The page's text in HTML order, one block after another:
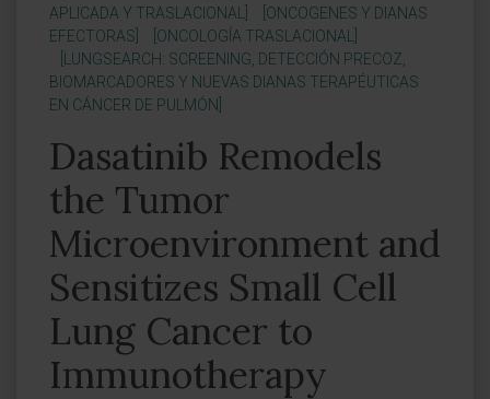
APLICADA Y TRASLACIONAL]
[ONCOGENES Y DIANAS
EFECTORAS]
[ONCOLOGÍA TRASLACIONAL]
[LUNGSEARCH: SCREENING, DETECCIÓN PRECOZ,
BIOMARCADORES Y NUEVAS DIANAS TERAPÉUTICAS
EN CÁNCER DE PULMÓN]
Dasatinib Remodels
the Tumor
Microenvironment and
Sensitizes Small Cell
Lung Cancer to
Immunotherapy